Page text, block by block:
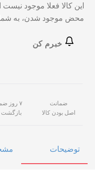
این کالا فعلا موجود نیست
محض موجود شدن، به
ضمانت
اصل بودن کالا
۷ روز ضمانت
بازگشت
توضیحات